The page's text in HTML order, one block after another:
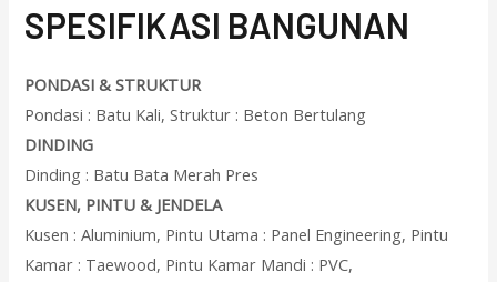
SPESIFIKASI BANGUNAN
PONDASI & STRUKTUR
Pondasi : Batu Kali, Struktur : Beton Bertulang
DINDING
Dinding : Batu Bata Merah Pres
KUSEN, PINTU & JENDELA
Kusen : Aluminium, Pintu Utama : Panel Engineering, Pintu
Kamar : Taewood, Pintu Kamar Mandi : PVC,